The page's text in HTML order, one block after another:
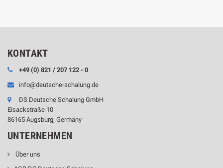
KONTAKT
+49 (0) 821 / 207 122 - 0
info@deutsche-schalung.de
DS Deutsche Schalung GmbH
Eisackstraße 10
86165 Augsburg, Germany
UNTERNEHMEN
Über uns